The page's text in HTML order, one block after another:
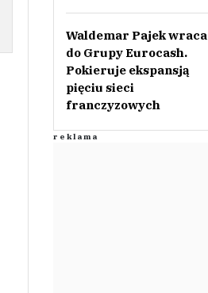
Waldemar Pajek wraca
do Grupy Eurocash.
Pokieruje ekspansją
pięciu sieci
franczyzowych